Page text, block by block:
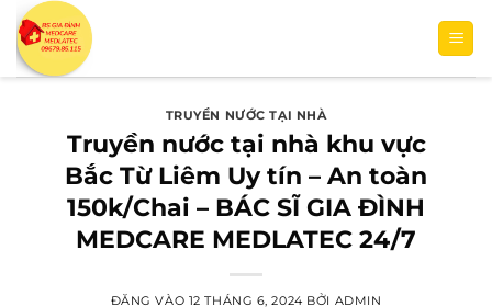
Bỏ
qua
nội
TRUYỀN NƯỚC TẠI NHÀ
Truyền nước tại nhà khu vực
Bắc Từ Liêm Uy tín – An toàn
150k/Chai – BÁC SĨ GIA ĐÌNH
MEDCARE MEDLATEC 24/7
ĐĂNG VÀO 12 THÁNG 6, 2024 BỞI ADMIN